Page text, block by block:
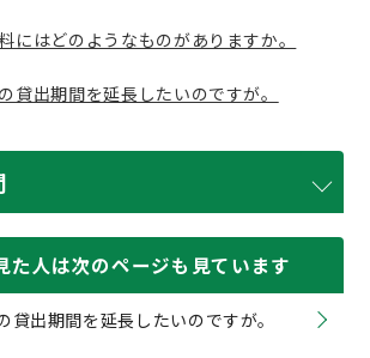
にはどのようなものがありますか。
貸出期間を延長したいのですが。
た人は次のページも見ています
貸出期間を延長したいのですが。